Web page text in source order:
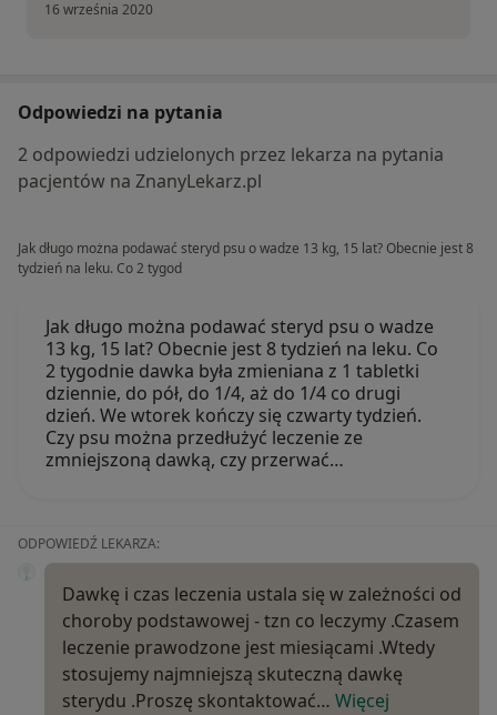
16 września 2020
Odpowiedzi na pytania
2 odpowiedzi udzielonych przez lekarza na pytania
pacjentów na ZnanyLekarz.pl
Jak długo można podawać steryd psu o wadze 13 kg, 15 lat? Obecnie jest 8
tydzień na leku. Co 2 tygod
Jak długo można podawać steryd psu o wadze
13 kg, 15 lat? Obecnie jest 8 tydzień na leku. Co
2 tygodnie dawka była zmieniana z 1 tabletki
dziennie, do pół, do 1/4, aż do 1/4 co drugi
dzień. We wtorek kończy się czwarty tydzień.
Czy psu można przedłużyć leczenie ze
zmniejszoną dawką, czy przerwać…
ODPOWIEDŹ LEKARZA:
Dawkę i czas leczenia ustala się w zależności od
choroby podstawowej - tzn co leczymy .Czasem
leczenie prawodzone jest miesiącami .Wtedy
stosujemy najmniejszą skuteczną dawkę
sterydu .Proszę skontaktować… Więcej